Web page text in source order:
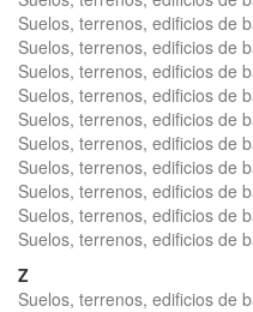
Suelos, terrenos, edificios de
Suelos, terrenos, edificios de
Suelos, terrenos, edificios de
Suelos, terrenos, edificios de
Suelos, terrenos, edificios de
Suelos, terrenos, edificios de
Suelos, terrenos, edificios de
Suelos, terrenos, edificios de
Suelos, terrenos, edificios de
Suelos, terrenos, edificios de
Z
Suelos, terrenos, edificios de